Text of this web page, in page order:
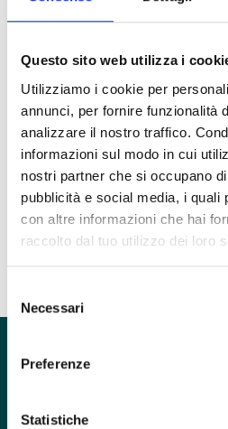
Questo sito web utilizza i
Utilizziamo i cookie per
annunci, per fornire funzionalità
analizzare il nostro traffico.
informazioni sul modo in cui
nostri partner che si occupano
pubblicità e social media, i quali
con altre informazioni che hai
raccolto dal tuo utilizzo dei loro
delNecessari
Preferenze
Statistiche
Unità Clinica
Fobie
Ruolo
Psicoterapeuta
Esercita in